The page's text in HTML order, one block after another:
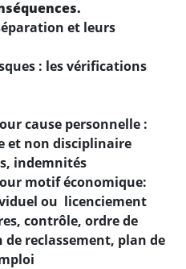
et leurs
: les vérifications
cause personnelle :
et non disciplinaire
indemnités
motif économique:
ou licenciement
contrôle, ordre de
reclassement, plan de